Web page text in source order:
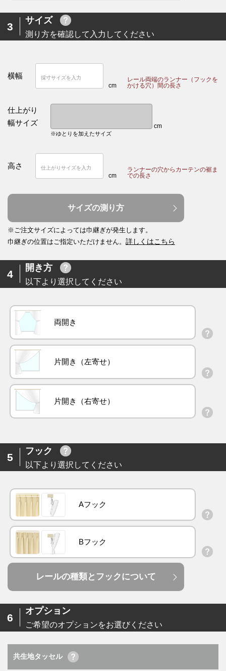
3
サイズ
測り方を確認して入力してください
横幅
cm
レール両端のランナー（フックを
かける穴）間の長さ
仕上がり
幅サイズ
cm
※ゆとりを加えたサイズ
高さ
cm
ランナーの穴からカーテンの裾ま
での長さ
サイズの測り方
※ご注文サイズによっては巾継ぎが発生します。
巾継ぎの位置はご指定いただけません。 詳しくはこちら
4
開き方
以下より選択してください
両開き
片開き（左寄せ）
片開き（右寄せ）
5
フック
以下より選択してください
Aフック
Bフック
レールの種類とフックについて
6
オプション
ご希望のオプションをお選びください
共生地タッセル